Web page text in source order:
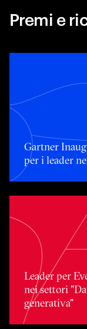
Premi e
Gartner
Gartner
per i leader
Leader per
Leader per
nei settori
generativa"